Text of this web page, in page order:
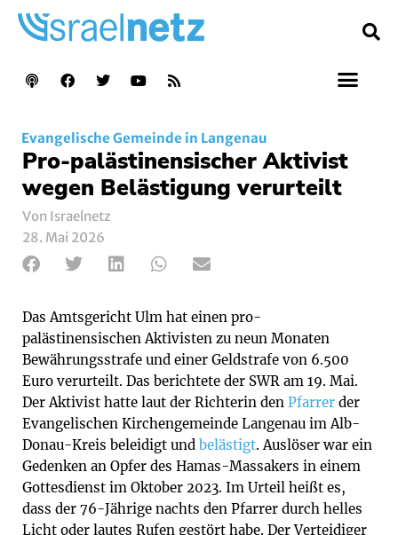
Evangelische Gemeinde in Langenau
Pro-palästinensischer Aktivist
wegen Belästigung verurteilt
Von Israelnetz
28. Mai 2026
Das Amtsgericht Ulm hat einen pro-
palästinensischen Aktivisten zu neun Monaten
Bewährungsstrafe und einer Geldstrafe von 6.500
Euro verurteilt. Das berichtete der SWR am 19. Mai.
Der Aktivist hatte laut der Richterin den Pfarrer der
Evangelischen Kirchengemeinde Langenau im Alb-
Donau-Kreis beleidigt und belästigt. Auslöser war ein
Gedenken an Opfer des Hamas-Massakers in einem
Gottesdienst im Oktober 2023. Im Urteil heißt es,
dass der 76-Jährige nachts den Pfarrer durch helles
Licht oder lautes Rufen gestört habe. Der Verteidiger